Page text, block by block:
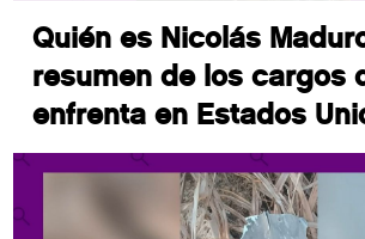
Quién es Nicolás
resumen de los cargos
enfrenta en Estados